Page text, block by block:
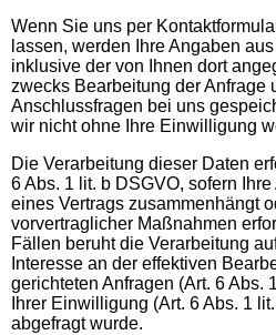
Wenn Sie uns per
lassen, werden Ihre Angaben
inklusive der von Ihnen dort
zwecks Bearbeitung der Anfrage
Anschlussfragen bei uns
wir nicht ohne Ihre Einwilligung
Die Verarbeitung dieser Daten
6 Abs. 1 lit. b DSGVO, sofern
eines Vertrags zusammenhängt
vorvertraglicher Maßnahmen
Fällen beruht die Verarbeitung
Interesse an der effektiven
gerichteten Anfragen (Art. 6 Abs.
Ihrer Einwilligung (Art. 6 Abs. 1
abgefragt wurde.